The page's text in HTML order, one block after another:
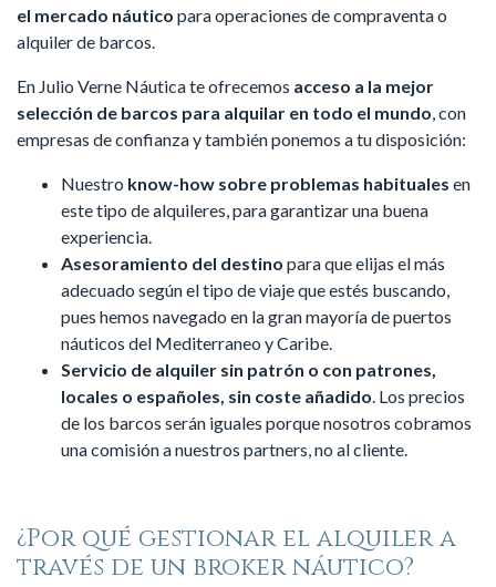
el mercado náutico para operaciones de compraventa o
alquiler de barcos.
En Julio Verne Náutica te ofrecemos acceso a la mejor
selección de barcos para alquilar en todo el mundo , con
empresas de confianza y también ponemos a tu disposición:
Nuestro know-how sobre problemas habituales en
este tipo de alquileres, para garantizar una buena
experiencia.
Asesoramiento del destino para que elijas el más
adecuado según el tipo de viaje que estés buscando,
pues hemos navegado en la gran mayoría de puertos
náuticos del Mediterraneo y Caribe.
Servicio de alquiler sin patrón o con patrones,
locales o españoles, sin coste añadido . Los precios
de los barcos serán iguales porque nosotros cobramos
una comisión a nuestros partners, no al cliente.
¿Por qué gestionar el alquiler a
través de un broker náutico?